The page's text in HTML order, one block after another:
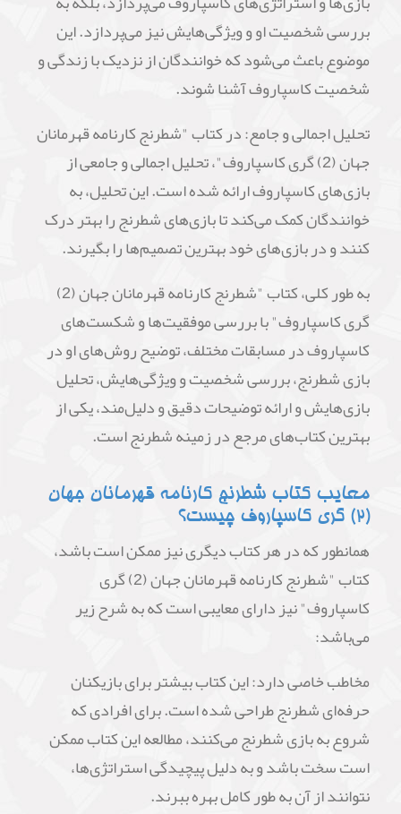
بررسی شخصیت او و ویژگی‌هایش نیز می‌پردازد. این
موضوع باعث می‌شود که خوانندگان از نزدیک با زندگی و
شخصیت کاسپاروف آشنا شوند.
تحلیل اجمالی و جامع: در کتاب "شطرنج کارنامه قهرمانان
جهان (2) گری کاسپاروف"، تحلیل اجمالی و جامعی از
بازی‌های کاسپاروف ارائه شده است. این تحلیل، به
خوانندگان کمک می‌کند تا بازی‌های شطرنج را بهتر درک
کنند و در بازی‌های خود بهترین تصمیم‌ها را بگیرند.
به طور کلی، کتاب "شطرنج کارنامه قهرمانان جهان (2)
گری کاسپاروف" با بررسی موفقیت‌ها و شکست‌های
کاسپاروف در مسابقات مختلف، توضیح روش‌های او در
بازی شطرنج، بررسی شخصیت و ویژگی‌هایش، تحلیل
بازی‌هایش و ارائه توضیحات دقیق و دلیل‌مند، یکی از
بهترین کتاب‌های مرجع در زمینه شطرنج است.
معایب کتاب شطرنج کارنامه قهرمانان جهان
(2) گری کاسپاروف چیست؟
همانطور که در هر کتاب دیگری نیز ممکن است باشد،
کتاب "شطرنج کارنامه قهرمانان جهان (2) گری
کاسپاروف" نیز دارای معایبی است که به شرح زیر
می‌باشد:
مخاطب خاصی دارد: این کتاب بیشتر برای بازیکنان
حرفه‌ای شطرنج طراحی شده است. برای افرادی که
شروع به بازی شطرنج می‌کنند، مطالعه این کتاب ممکن
است سخت باشد و به دلیل پیچیدگی استراتژی‌ها،
نتوانند از آن به طور کامل بهره ببرند.